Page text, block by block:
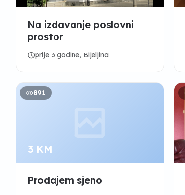
Na izdavanje poslovni
prostor
scheduleprije 3 godine, Bijeljina
891
3 KM
Prodajem sjeno